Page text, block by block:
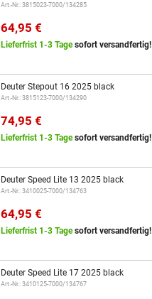
Art.-Nr.: 3815023-7000/134285
64,95 €
Lieferfrist 1-3 Tagesofort versandfertig!
Deuter Stepout 16 2025 black
Art.-Nr.: 3815123-7000/134290
74,95 €
Lieferfrist 1-3 Tagesofort versandfertig!
Deuter Speed Lite 13 2025 black
Art.-Nr.: 3410025-7000/134763
64,95 €
Lieferfrist 1-3 Tagesofort versandfertig!
Deuter Speed Lite 17 2025 black
Art.-Nr.: 3410125-7000/134767